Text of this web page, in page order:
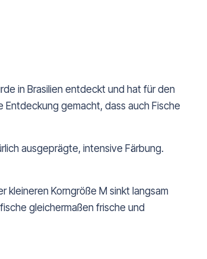
in Brasilien entdeckt und hat für den
Entdeckung gemacht, dass auch Fische
ausgeprägte, intensive Färbung.
kleineren Korngröße M sinkt langsam
gleichermaßen frische und